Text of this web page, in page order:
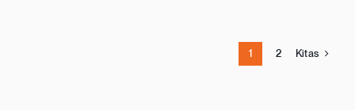
1 2 Kitas